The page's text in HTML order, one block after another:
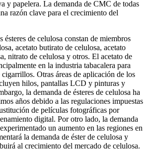
y papelera. La demanda de CMC de todas
razón clave para el crecimiento del
ésteres de celulosa constan de miembros
acetato butirato de celulosa, acetato
nitrato de celulosa y otros. El acetato de
en la industria tabacalera para
Otras áreas de aplicación de los
hilos, pantallas LCD y pinturas y
la demanda de ésteres de celulosa ha
años debido a las regulaciones impuestas
de películas fotográficas por
digital. Por otro lado, la demanda
un aumento en las regiones en
la demanda de éster de celulosa y
al crecimiento del mercado de celulosa.